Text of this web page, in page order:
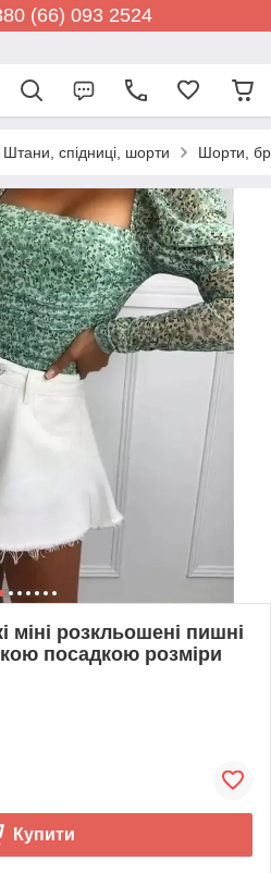
(66) 093 2524
Штани, спідниці, шорти Шорти,
міні розкльошені пишні
посадкою розміри
Купити